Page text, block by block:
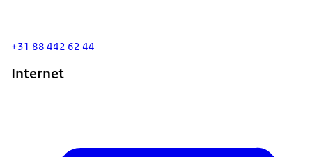
+31 88 442 62 44
Internet